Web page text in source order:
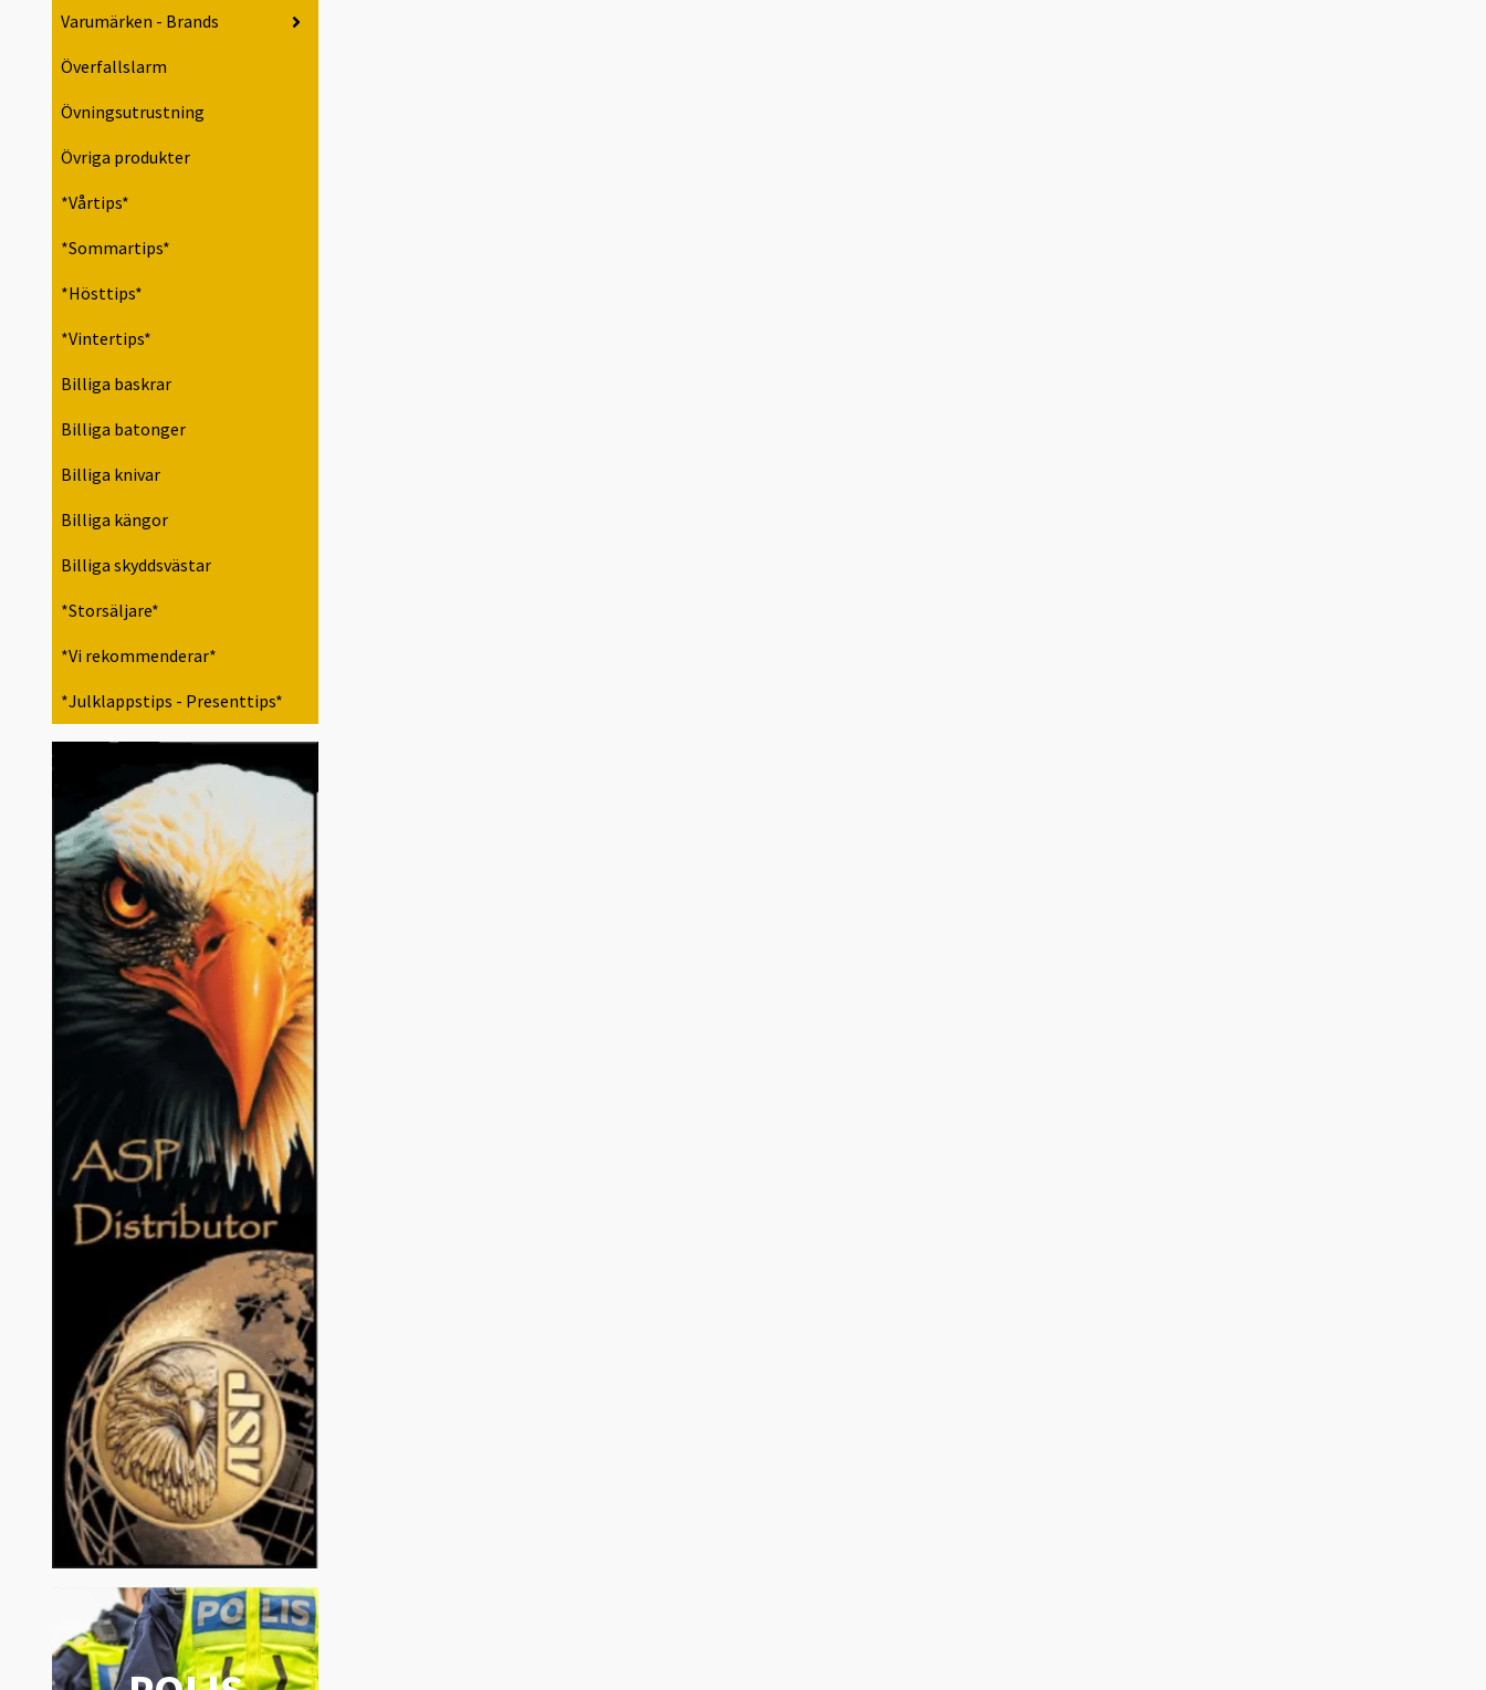
Varumärken - Brands
Överfallslarm
Övningsutrustning
Övriga produkter
*Vårtips*
*Sommartips*
*Hösttips*
*Vintertips*
Billiga baskrar
Billiga batonger
Billiga knivar
Billiga kängor
Billiga skyddsvästar
*Storsäljare*
*Vi rekommenderar*
*Julklappstips - Presenttips*